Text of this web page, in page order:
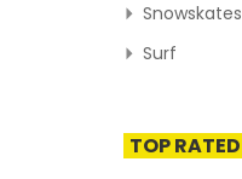
Snowskates
Surf
TOP RATED